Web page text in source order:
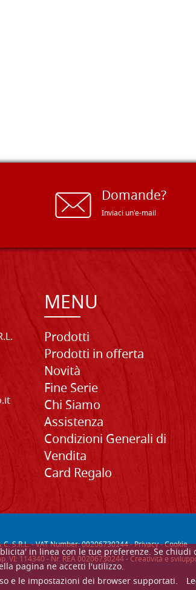
in linea con le tue preferenze. Se
pagina ne accetti l'utilizzo.
e le impostazioni dei browser supportati.
Domande?
Inviaci un'e-mail
MENU
Prodotti
Prodotti in offerta
Novità
Fine Serie
Chi Siamo
Assistenza
Condizioni Generali di
Vendita
Card Regalo
S.R.L. - VAT Number: 00206730244 -Privacy-Cookie
VI: 114340 - Nr. REA 00206730244 - Creatività e